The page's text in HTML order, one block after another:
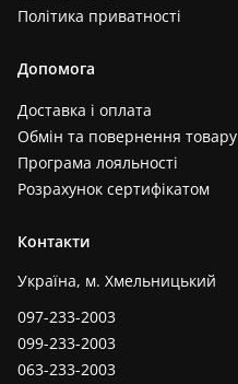
Політика приватності
Допомога
Доставка і оплата
Обмін та повернення товару
Програма лояльності
Розрахунок сертифікатом
Контакти
Україна, м. Хмельницький
097-233-2003
099-233-2003
063-233-2003